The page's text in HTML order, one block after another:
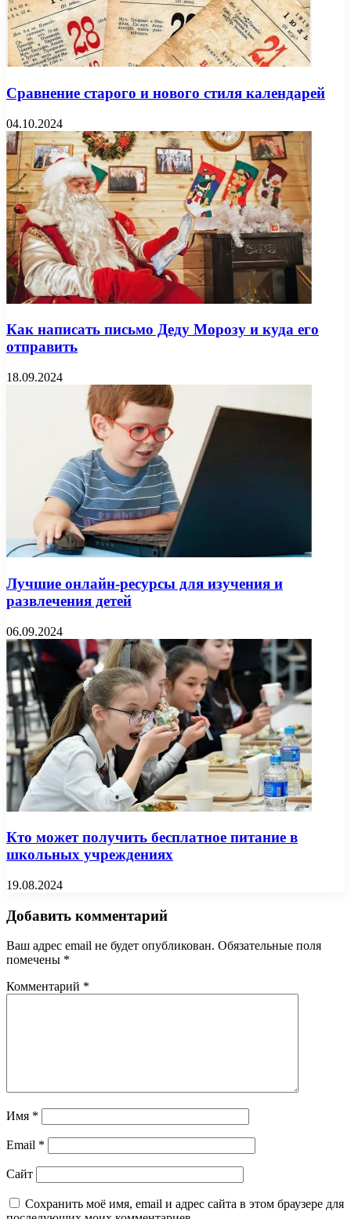
Сравнение старого и нового стиля календарей
04.10.2024
Как написать письмо Деду Морозу и куда его
отправить
18.09.2024
Лучшие онлайн-ресурсы для изучения и
развлечения детей
06.09.2024
Кто может получить бесплатное питание в
школьных учреждениях
19.08.2024
Добавить комментарий
Ваш адрес email не будет опубликован. Обязательные поля
помечены *
Комментарий *
Имя *
Email *
Сайт
Сохранить моё имя, email и адрес сайта в этом браузере для